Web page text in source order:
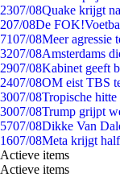
2307/08Quake krijgt
207/08De
7107/08Meer agressie
3207/08Amsterdams
2907/08Kabinet geeft
2407/08OM eist TBS
3007/08Tropische
3007/08Trump grijpt
5707/08Dikke Van
1607/08Meta krijgt
Actieve items
Actieve items